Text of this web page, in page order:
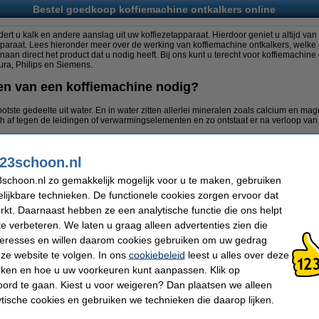
Bestel goedkoop koffiemachine ontkalkers online
u kalk en andere aanslag uit uw koffiezetapparaat. Hierdoor geniet u altijd
Lees hieronder meer over de werking van koffiemachine ontkalkers,
direct het product dat u nodig heeft. Bij ons kunt u terecht voor
Philips en Siemens.
van een koffiemachine nodig?
gedeelte uit water. En in water zitten allerlei mineralen zoals calcium en
af tegen de leidingen of verwarmingselementen en zo ontstaat er na verloop
zit heeft dit nadelige gevolgen. Zo vermindert de waterdruk en
aanzienlijk achteruit en wordt de levensduur van het apparaat in een rap
de garantie. Lees hieronder de gevolgen die ontstaan als er teveel kalkaanslag
worden.
verbruiken = hogere energierekening.
korter.
koffiemachine ontkalkers?
zorgt ervoor dat u altijd een perfect kopje koffie krijgt. Als u het
naar alle voordelen? Wij hebben ze hieronder op een rijtje gezet:
smaak én temperatuur.
zo gemakkelijk mogelijk voor u te maken, gebruiken
technieken. De functionele cookies zorgen ervoor dat
Daarnaast hebben ze een analytische functie die ons helpt
verbeteren. We laten u graag alleen advertenties zien die
en willen daarom cookies gebruiken om uw gedrag
website te volgen. In ons cookiebeleid leest u alles over deze
en hoe u uw voorkeuren kunt aanpassen. Klik op
te gaan. Kiest u voor weigeren? Dan plaatsen we alleen
cookies en gebruiken we technieken die daarop lijken.